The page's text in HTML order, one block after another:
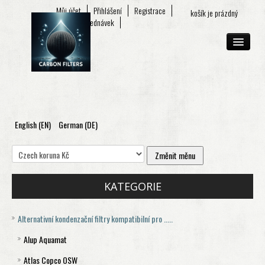
košík je prázdný
Můj účet Přihlášení
Registrace
Seznam objednávek
O FIRMĚ
E-SHOP
English (EN) German (DE)
KATEGORIE
Alternativní kondenzační filtry kompatibilní pro .....
Alup Aquamat
Aquamat 120
Atlas Copco OSW